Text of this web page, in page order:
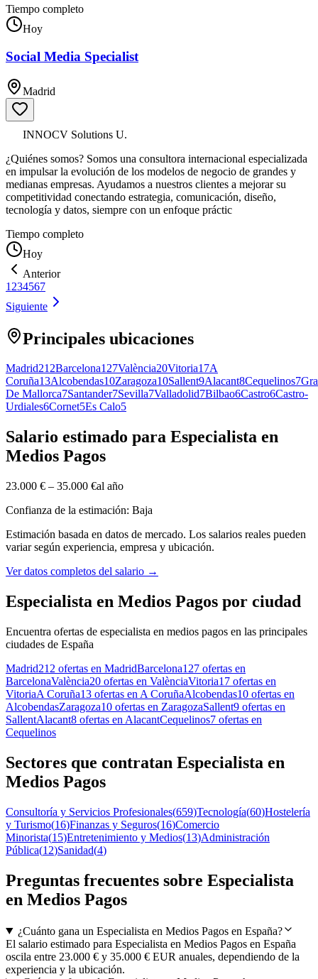
Tiempo completo
Hoy
Social Media Specialist
Madrid
INNOCV Solutions U.
¿Quiénes somos? Somos una consultora internacional especializada
en impulsar la evolución de los modelos de negocio de grandes y
medianas empresas. Ayudamos a nuestros clientes a mejorar su
competitividad conectando estrategia, comunicación, diseño,
tecnología y datos, siempre con un enfoque práctic
Tiempo completo
Hoy
Anterior
1 234567
Siguiente
Principales ubicaciones
Madrid212Barcelona127València20Vitoria17A
Coruña13Alcobendas10Zaragoza10Sallent9Alacant8Cequelinos7
De Mallorca7Santander7Sevilla7Valladolid7Bilbao6Castro6Castro-
Urdiales6Cornet5Es Calo5
Salario estimado para Especialista en
Medios Pagos
23.000 € – 35.000 €al año
Confianza de la estimación: Baja
Estimación basada en datos de mercado. Los salarios reales pueden
variar según experiencia, empresa y ubicación.
Ver datos completos del salario →
Especialista en Medios Pagos por ciudad
Encuentra ofertas de especialista en medios pagos en las principales
ciudades de España
Madrid212 ofertas en MadridBarcelona127 ofertas en
BarcelonaValència20 ofertas en ValènciaVitoria17 ofertas en
VitoriaA Coruña13 ofertas en A CoruñaAlcobendas10 ofertas en
AlcobendasZaragoza10 ofertas en ZaragozaSallent9 ofertas en
SallentAlacant8 ofertas en AlacantCequelinos7 ofertas en
Cequelinos
Sectores que contratan Especialista en
Medios Pagos
Consultoría y Servicios Profesionales(659)Tecnología(60)Hostelería
y Turismo(16)Finanzas y Seguros(16)Comercio
Minorista(15)Entretenimiento y Medios(13)Administración
Pública(12)Sanidad(4)
Preguntas frecuentes sobre Especialista
en Medios Pagos
¿Cuánto gana un Especialista en Medios Pagos en España?
El salario estimado para Especialista en Medios Pagos en España
oscila entre 23.000 € y 35.000 € EUR anuales, dependiendo de la
experiencia y la ubicación.